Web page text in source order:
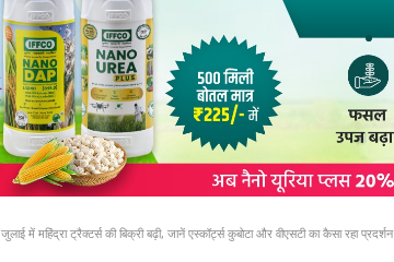
जुलाई में महिंद्रा ट्रैक्टर्स की बिक्री बढ़ी, जानें एस्कॉर्ट्स कुबोटा और वीएसटी का कैसा रहा प्रदर्शन